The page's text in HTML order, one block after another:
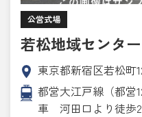
公営式場
若松地域センター
東京都新宿区若松町
都営大江戸線（都営
車 河田口より徒歩